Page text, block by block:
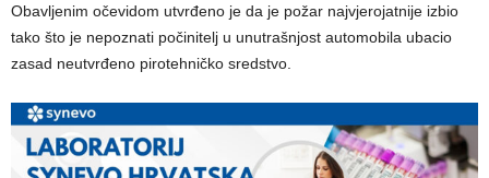
Obavljenim očevidom utvrđeno je da je požar najvjerojatnije izbio
tako što je nepoznati počinitelj u unutrašnjost automobila ubacio
zasad neutvrđeno pirotehničko sredstvo.